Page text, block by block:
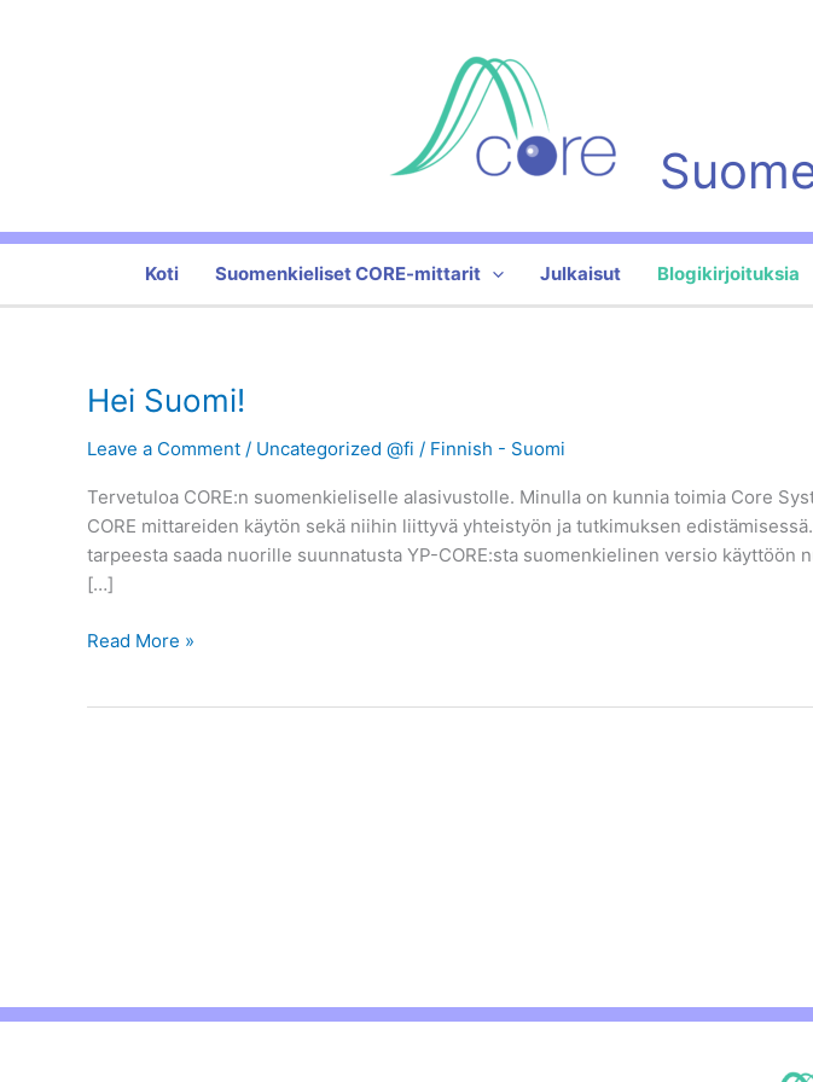
Koti Suomenkieliset CORE-mittarit Julkaisut Blogikirjoituksia
Hei Suomi!
Leave a Comment / Uncategorized @fi / Finnish - Suomi
Tervetuloa CORE:n suomenkieliselle alasivustolle. Minulla on kunnia toimia Core
CORE mittareiden käytön sekä niihin liittyvä yhteistyön ja tutkimuksen
tarpeesta saada nuorille suunnatusta YP-CORE:sta suomenkielinen versio
[…]
Hei
Read More »